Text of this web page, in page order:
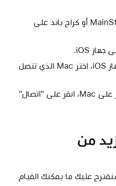
افتح Logic Pro أو MainStage أو كراج باند على
ضمن مربع الحوار على جهاز iOS، اختر Mac الذي تتصل
ضمن التنبيه الذي يظهر على Mac، انقر على "اتصال"
من
عليك ما يمكنك القيام